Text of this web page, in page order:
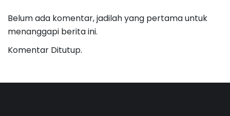
Belum ada komentar, jadilah yang pertama untuk
menanggapi berita ini.
Komentar Ditutup.